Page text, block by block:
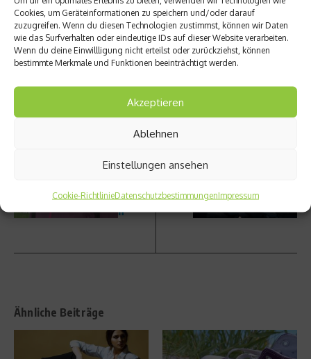
Cookies, um Geräteinformationen zu speichern und/oder darauf
zuzugreifen. Wenn du diesen Technologien zustimmst, können wir Daten
wie das Surfverhalten oder eindeutige IDs auf dieser Website verarbeiten.
Wenn du deine Einwillligung nicht erteilst oder zurückziehst, können
bestimmte Merkmale und Funktionen beeinträchtigt werden.
Akzeptieren
Ablehnen
Einstellungen ansehen
Cookie-RichtlinieDatenschutzbestimmungenImpressum
Beitrag teilen
ttest-
Die
a
Wome
n
Nächster Beitrag
Tango
förder
Testos
rodukt
ion
Ähnliche Beiträge